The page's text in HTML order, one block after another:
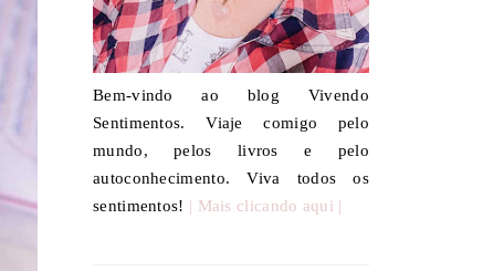
Bem-vindo ao blog Vivendo
Sentimentos. Viaje comigo pelo
mundo, pelos livros e pelo
autoconhecimento. Viva todos os
sentimentos! | Mais clicando aqui |